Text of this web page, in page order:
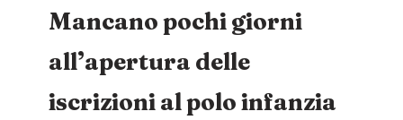
Mancano pochi giorni
all’apertura delle
iscrizioni al polo infanzia